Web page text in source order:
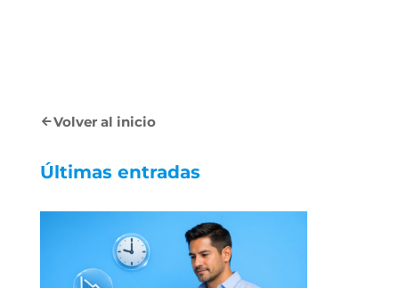
Volver al inicio
Últimas entradas